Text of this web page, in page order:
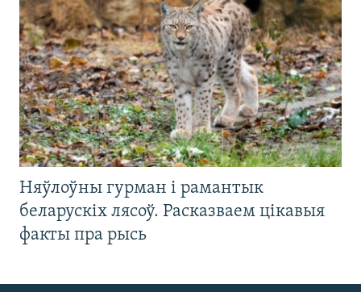
Няўлоўны гурман і рамантык
беларускіх лясоў. Расказваем цікавыя
факты пра рысь